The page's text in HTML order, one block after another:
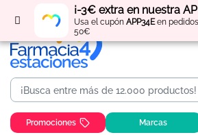
¡-3€ extra en nuestra
Usa el cupón APP34Een
50€
Regístratey obténpuntos
Promociones Marcas